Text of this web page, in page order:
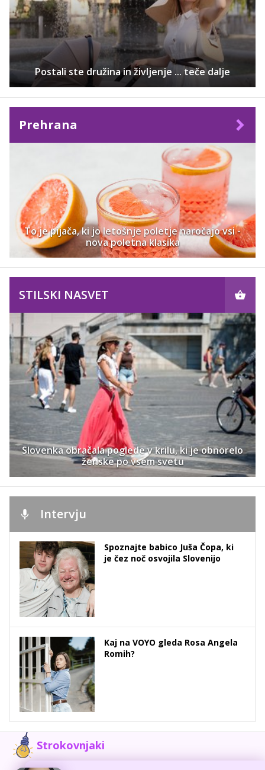
Postali ste družina in življenje ... teče dalje
Prehrana
To je pijača, ki jo letošnje poletje naročajo vsi -
nova poletna klasika
STILSKI NASVET
Slovenka obračala poglede v krilu, ki je obnorelo
ženske po vsem svetu
Intervju
Spoznajte babico Juša Čopa, ki
je čez noč osvojila Slovenijo
Kaj na VOYO gleda Rosa Angela
Romih?
Strokovnjaki